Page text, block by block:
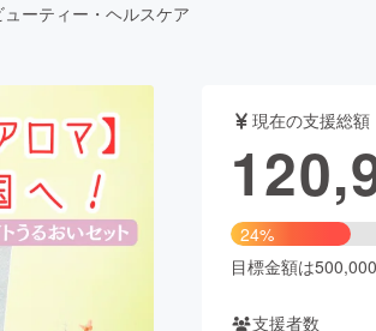
舞台・パフォーマンス
ューティー・ヘルスケア
現在の支援総額
24%
目標金額は
支援者数